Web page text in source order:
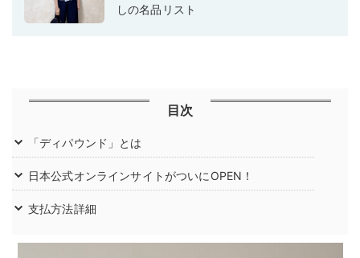
しの名品リスト
目次
「ディパウンド」とは
日本公式オンラインサイトがついにOPEN！
支払方法詳細